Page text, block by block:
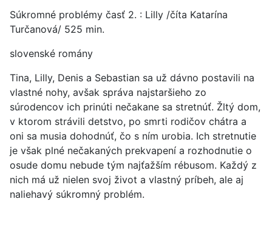
Súkromné problémy časť 2. : Lilly /číta Katarína
Turčanová/ 525 min.
slovenské romány
Tina, Lilly, Denis a Sebastian sa už dávno postavili na
vlastné nohy, avšak správa najstaršieho zo
súrodencov ich prinúti nečakane sa stretnúť. Žltý dom,
v ktorom strávili detstvo, po smrti rodičov chátra a
oni sa musia dohodnúť, čo s ním urobia. Ich stretnutie
je však plné nečakaných prekvapení a rozhodnutie o
osude domu nebude tým najťažším rébusom. Každý z
nich má už nielen svoj život a vlastný príbeh, ale aj
naliehavý súkromný problém.